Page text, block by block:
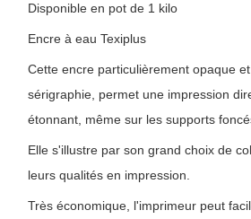
Disponible en pot de 1 kilo
Encre à eau Texiplus
Cette encre particulièrement opaque
sérigraphie, permet une impression
étonnant, même sur les supports
Elle s'illustre par son grand choix de
leurs qualités en impression.
Très économique, l'imprimeur peut